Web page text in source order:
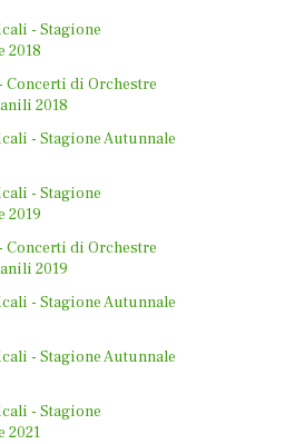
- Stagione
2018
Concerti di Orchestre
2018
- Stagione Autunnale
- Stagione
2019
Concerti di Orchestre
2019
- Stagione Autunnale
- Stagione Autunnale
- Stagione
2021